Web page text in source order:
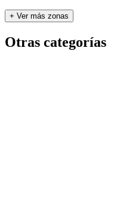
+ Ver más zonas
Otras categorías